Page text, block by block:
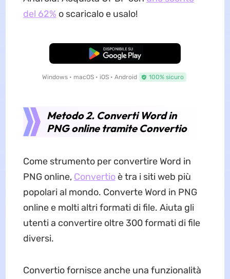
del 62% o scaricalo e usalo!
Download Gratis
Windows • macOS • iOS • Android 100% sicuro
Metodo 2. Converti Word in
PNG online tramite Convertio
Come strumento per convertire Word in
PNG online, Convertioè tra i siti web più
popolari al mondo. Converte Word in PNG
online e molti altri formati di file. Aiuta gli
utenti a convertire oltre 300 formati di file
diversi.
Convertio fornisce anche una funzionalità